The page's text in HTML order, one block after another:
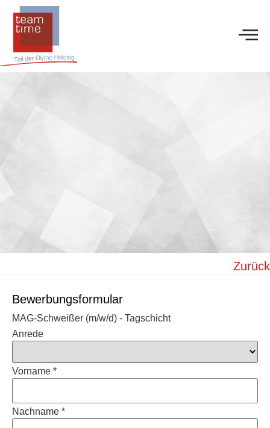
Zurück
Bewerbungsformular
MAG-Schweißer (m/w/d) - Tagschicht
Anrede
Vorname *
Nachname *